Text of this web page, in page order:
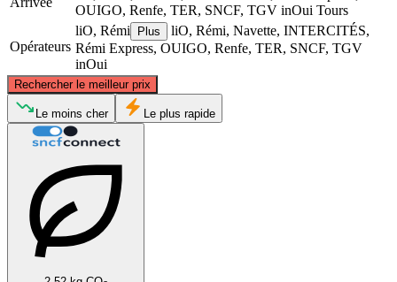
OUIGO, Renfe, TER, SNCF, TGV inOui Tours
Opérateurs
liO, Rémi Plus
liO, Rémi, Navette, INTERCITÉS,
Rémi Express, OUIGO, Renfe, TER, SNCF, TGV
inOui
Rechercher le meilleur prix
Tours
Le moins cher Le plus rapide